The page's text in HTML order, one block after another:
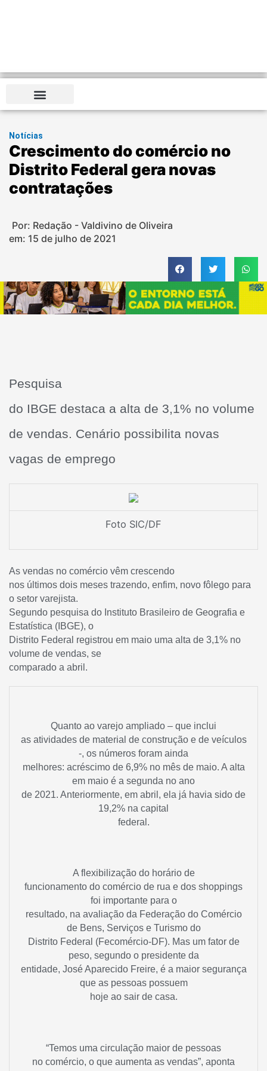
Notícias
Crescimento do comércio no
Distrito Federal gera novas
contratações
Por: Redação - Valdivino de Oliveira
em: 15 de julho de 2021
Pesquisa
do IBGE destaca a alta de 3,1% no volume
de vendas. Cenário possibilita novas
vagas de emprego
Foto SIC/DF
As vendas no comércio vêm crescendo
nos últimos dois meses trazendo, enfim, novo fôlego para
o setor varejista.
Segundo pesquisa do Instituto Brasileiro de Geografia e
Estatística (IBGE), o
Distrito Federal registrou em maio uma alta de 3,1% no
volume de vendas, se
comparado a abril.
Quanto ao varejo ampliado – que inclui
as atividades de material de construção e de veículos
-, os números foram ainda
melhores: acréscimo de 6,9% no mês de maio. A alta
em maio é a segunda no ano
de 2021. Anteriormente, em abril, ela já havia sido de
19,2% na capital
federal.
A flexibilização do horário de
funcionamento do comércio de rua e dos shoppings
foi importante para o
resultado, na avaliação da Federação do Comércio
de Bens, Serviços e Turismo do
Distrito Federal (Fecomércio-DF). Mas um fator de
peso, segundo o presidente da
entidade, José Aparecido Freire, é a maior segurança
que as pessoas possuem
hoje ao sair de casa.
“Temos uma circulação maior de pessoas
no comércio, o que aumenta as vendas”, aponta